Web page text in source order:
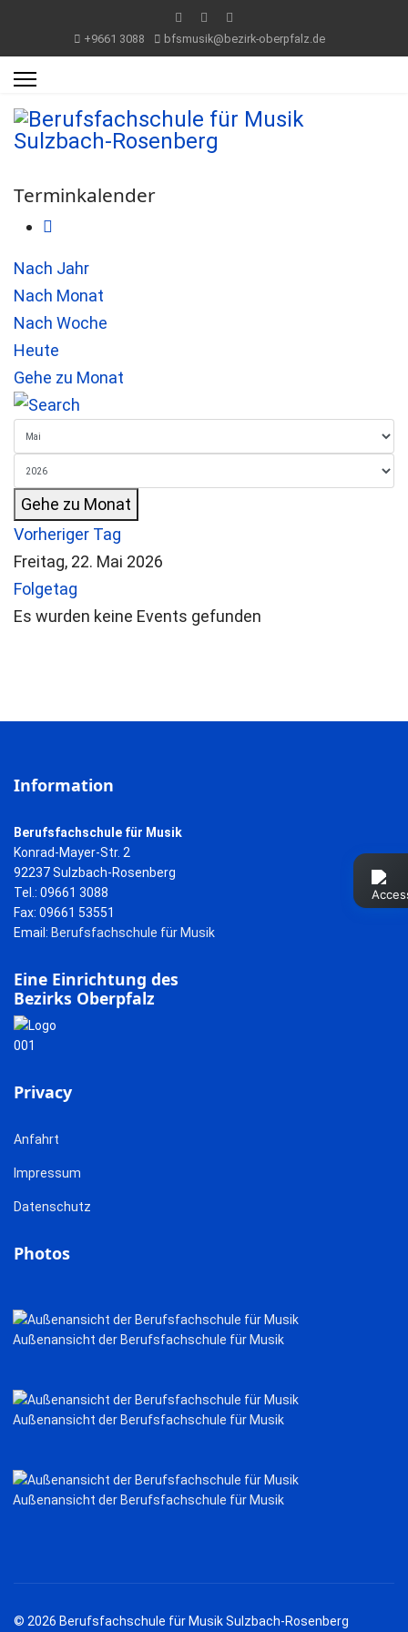
+9661 3088 bfsmusik@bezirk-oberpfalz.de
Terminkalender
Nach Jahr
Nach Monat
Nach Woche
Heute
Gehe zu Monat
Gehe zu Monat
Vorheriger Tag
Freitag, 22. Mai 2026
Folgetag
Es wurden keine Events gefunden
Information
Berufsfachschule für Musik
Konrad-Mayer-Str. 2
92237 Sulzbach-Rosenberg
Tel.: 09661 3088
Fax: 09661 53551
Email: Berufsfachschule für Musik
Eine Einrichtung des
Bezirks Oberpfalz
Privacy
Anfahrt
Impressum
Datenschutz
Photos
Außenansicht der Berufsfachschule für Musik
Außenansicht der Berufsfachschule für Musik
Außenansicht der Berufsfachschule für Musik
© 2026 Berufsfachschule für Musik Sulzbach-Rosenberg